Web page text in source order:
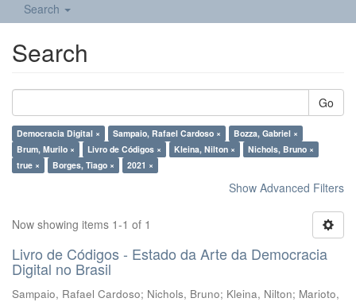
Search
Search
Go
Democracia Digital × Sampaio, Rafael Cardoso ×
Bozza, Gabriel ×
Brum, Murilo ×
Livro de Códigos × Kleina, Nilton ×
Nichols, Bruno ×
true ×
Borges, Tiago × 2021 ×
Show Advanced Filters
Now showing items 1-1 of 1
Livro de Códigos - Estado da Arte da Democracia
Digital no Brasil
Sampaio, Rafael Cardoso; Nichols, Bruno; Kleina, Nilton; Marioto,